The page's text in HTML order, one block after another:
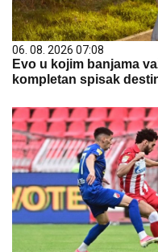
06. 08. 2026 07:08
Evo u kojim banjama
kompletan spisak